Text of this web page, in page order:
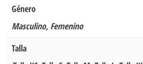
Género
Masculino, Femenino
Talla